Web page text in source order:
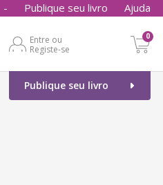
- Publique seu livro Ajuda
Entre ou
Registe-se
0
Publique seu livro